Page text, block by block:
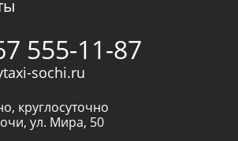
555-11-87
sochi.ru
круглосуточно
, ул. Мира, 50